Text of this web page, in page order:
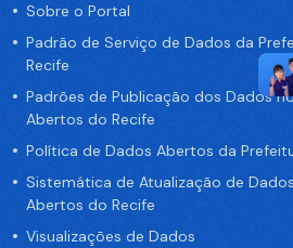
Sobre o Portal
Padrão de Serviço de Dados da
Recife
Padrões de Publicação dos Dados
Abertos do Recife
Política de Dados Abertos da
Sistemática de Atualização de
Abertos do Recife
Visualizações de Dados